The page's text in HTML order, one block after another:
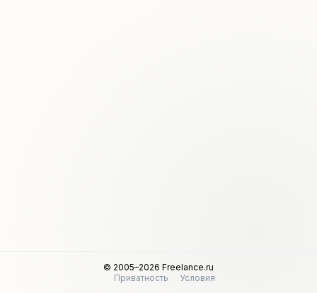
© 2005–2026 Freelance.ru
Приватность
Условия